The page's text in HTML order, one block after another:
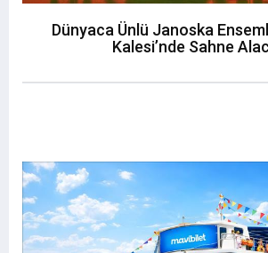
Dünyaca Ünlü Janoska
Kalesi’nde Sahne